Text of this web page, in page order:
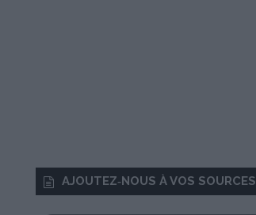
AJOUTEZ‑NOUS À VOS SOURCES